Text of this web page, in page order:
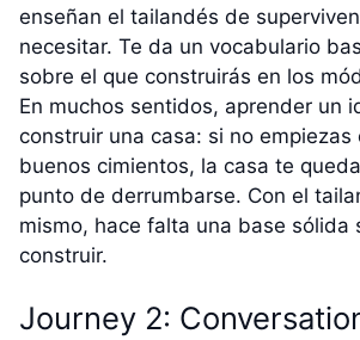
enseñan el tailandés de
necesitar. Te da un vocabulario
sobre el que construirás en los
En muchos sentidos, aprender un
construir una casa: si no empiezas
buenos cimientos, la casa te
punto de derrumbarse. Con el
mismo, hace falta una base sólida
construir.
Journey 2: